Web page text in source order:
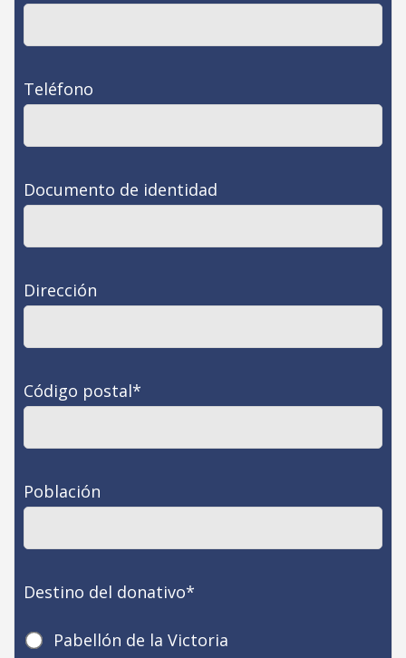
Teléfono
Documento de identidad
Dirección
Código postal*
Población
Destino del donativo*
Pabellón de la Victoria